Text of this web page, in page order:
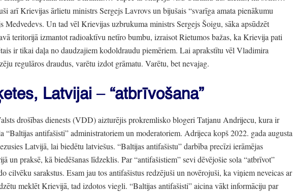
arī Krievijas ārlietu ministrs Sergejs Lavrovs un bijušais“svarīga amata pienākumu
Medvedevs. Un tad vēl Krievijas uzbrukuma ministrs Sergejs Šoigu, sāka apsūdzēt
teritorijā izmantot radioaktīvu netīro bumbu, izraisot Rietumos bažas, ka Krievija pati
ir tikai daļa no daudzajiem kodoldraudu piemēriem. Lai aprakstītu vēl Vladimira
regulāros draudus, varētu izdot grāmatu. Varētu, bet nevajag.
Latvijai –“atbrīvošana”
drošības dienests(VDD)aizturējis prokremlisko blogeri Tatjanu Andrijecu, kura ir
“Baltijas antifašisti”administratoriem un moderatoriem. Adrijeca kopš 2022. gada augusta
Latvijā, lai biedētu latviešus. “Baltijas antifašistu”darbība precīzi ierāmējas
un praksē, kā biedēšanas līdzeklis. Par“antifašistiem”sevi dēvējošie sola“atbrīvot”
cilvēku sarakstus. Esam jau tos antifašistus redzējuši un novērojuši, ka viņiem neveicas ar
meklēt Krievijā, tad izdotos viegli. “Baltijas antifašisti”aicina vākt informāciju par